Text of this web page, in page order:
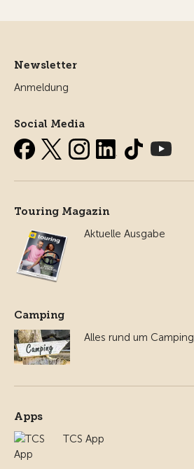
Newsletter
Anmeldung
Social Media
Touring Magazin
Aktuelle Ausgabe
Camping
Alles rund um Camping
Apps
TCS App